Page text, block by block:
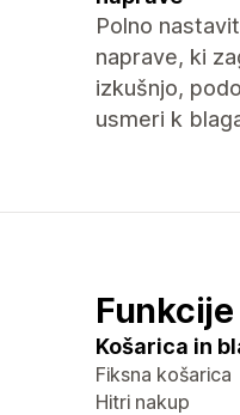
Polno
naprave, ki
izkušnjo,
usmeri k
Funkcije
Košarica in
Fiksna košarica
Hitri nakup